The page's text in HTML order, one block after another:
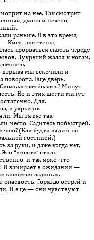
на нее. Так смотрит
давно и нелепо,
раньше. Я в это время,
Киев, две стены,
прорваться сквозь череду
Лукреций жался к ногам,
взрыва мы вскочили и
поворота. Еще дверь.
там бежать? Минут
Но и этих шести минут,
Для.
в укрытие.
Мы за вас так
мес­то. Садитесь побыстрей.
чаю? (Как будто сидим не
гостиной.)
за руки, и даже когда нет,
“вместе” столь
и так ярко, что
И замирает в ожидании —
коснется ладонью.
Гораздо острей и
И еще — они чувствуют